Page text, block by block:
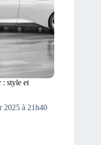
: style et
2025 à 21h40